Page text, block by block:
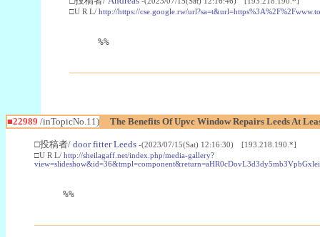
□U R L/ http://https://cse.google.rw/
%%
■22989 /inTopicNo.11) The Benefits Of Upvc Window Repairs Leeds At
□投稿者/ door fitter Leeds -(2023/07/15(Sat) 12:16:30) [193.218.190.*]
□U R L/ http://sheilagaff.net/index.php/media-gallery?
%%